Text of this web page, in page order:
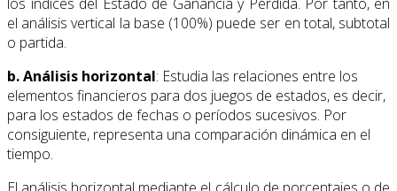
el análisis vertical la base (100%) puede ser en total, subtotal
o partida.
b. Análisis horizontal: Estudia las relaciones entre los
elementos financieros para dos juegos de estados, es decir,
para los estados de fechas o períodos sucesivos. Por
consiguiente, representa una comparación dinámica en el
tiempo.